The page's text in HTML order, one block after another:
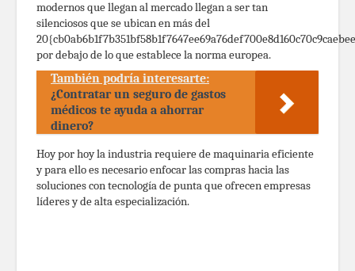
modernos que llegan al mercado llegan a ser tan
silenciosos que se ubican en más del
por debajo de lo que establece la norma europea.
También podría interesarte:
¿Contratar un seguro de gastos
médicos te ayuda a ahorrar
dinero?
Hoy por hoy la industria requiere de maquinaria eficiente
y para ello es necesario enfocar las compras hacia las
soluciones con tecnología de punta que ofrecen empresas
líderes y de alta especialización.